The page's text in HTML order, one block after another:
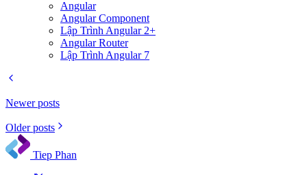
Angular
Angular Component
Lập Trình Angular 2+
Angular Router
Lập Trình Angular 7
Newer posts
Older posts
Tiep Phan